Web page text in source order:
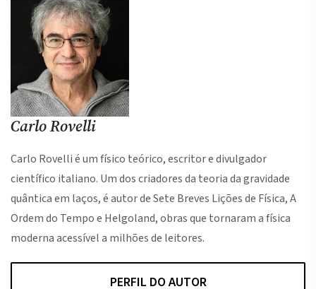
Carlo Rovelli
Carlo Rovelli é um físico teórico, escritor e divulgador
científico italiano. Um dos criadores da teoria da gravidade
quântica em laços, é autor de Sete Breves Lições de Física, A
Ordem do Tempo e Helgoland, obras que tornaram a física
moderna acessível a milhões de leitores.
PERFIL DO AUTOR